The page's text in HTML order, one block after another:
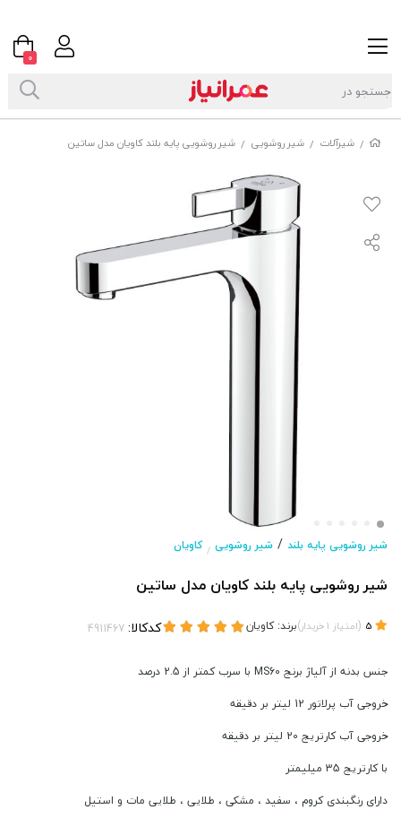
/ شیرآلات / شیر روشویی / شیر روشویی پایه بلند کاویان مدل ساتین
شیر روشویی پایه بلند / شیر روشویی / کاویان
شیر روشویی پایه بلند کاویان مدل ساتین
(امتیاز 1خریدار)برند:کاویان کدکالا:
جنس بدنه از آلیاژ برنج MS60 با سرب کمتر از 2.5 درصد
خروجی آب پرلاتور 12 لیتر بر دقیقه
خروجی آب کارتریج 20 لیتر بر دقیقه
با کارتریج 35 میلیمتر
دارای رنگبندی کروم ، سفید ، مشکی ، طلایی ، طلایی مات و استیل
0